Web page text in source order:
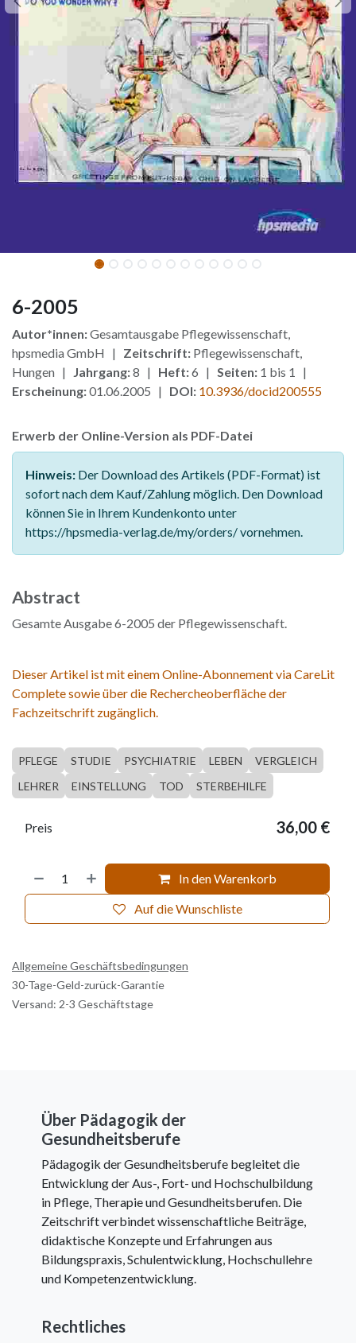
6-2005
Autor*innen:Gesamtausgabe Pflegewissenschaft,
hpsmedia GmbH | Zeitschrift: Pflegewissenschaft,
Hungen | Jahrgang:8 | Heft:6 | Seiten: 1 bis 1 |
Erscheinung:01.06.2005 | DOI: 10.3936/docid200555
Erwerb der Online-Version als PDF-Datei
Hinweis: Der Download des Artikels (PDF-Format) ist
sofort nach dem Kauf/Zahlung möglich. Den Download
können Sie in Ihrem Kundenkonto unter
https://hpsmedia-verlag.de/my/orders/ vornehmen.
Abstract
Gesamte Ausgabe 6-2005 der Pflegewissenschaft.
Dieser Artikel ist mit einem Online-Abonnement via CareLit
Complete sowie über die Rechercheoberfläche der
Fachzeitschrift zugänglich.
PFLEGE STUDIE PSYCHIATRIE LEBEN
VERGLEICH
LEHRER
EINSTELLUNG TOD STERBEHILFE
In den Warenkorb
Auf die Wunschliste
Preis 36,00 €
Allgemeine Geschäftsbedingungen
30-Tage-Geld-zurück-Garantie
Versand: 2-3 Geschäftstage
Über Pädagogik der
Gesundheitsberufe
Pädagogik der Gesundheitsberufe begleitet die
Entwicklung der Aus-, Fort- und Hochschulbildung
in Pflege, Therapie und Gesundheitsberufen. Die
Zeitschrift verbindet wissenschaftliche Beiträge,
didaktische Konzepte und Erfahrungen aus
Bildungspraxis, Schulentwicklung, Hochschullehre
und Kompetenzentwicklung.
Rechtliches